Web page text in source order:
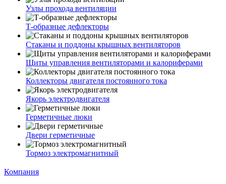
Узлы прохода вентиляции
Т-образные дефлекторы
Стаканы и поддоны крышных вентиляторов
Щиты управления вентиляторами и калориферами
Коллекторы двигателя постоянного тока
Якорь электродвигателя
Герметичные люки
Двери герметичные
Тормоз электромагнитный
Компания